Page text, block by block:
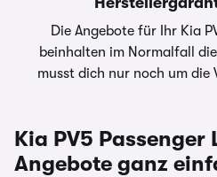
der Anbieter der
Angebot kontaktieren Sie
Händler. Für Zinssätze gilt
Bei förderfähigen Plug-In
Die Angebote für Ihr Kia
beinhalten im Normalfall
musst dich nur noch um die
Kia PV5 Passenger
Angebote ganz